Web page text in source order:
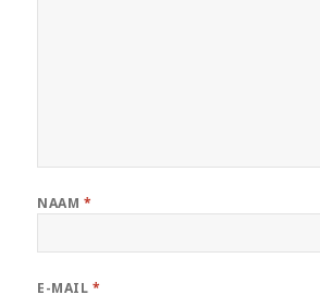
NAAM *
E-MAIL *